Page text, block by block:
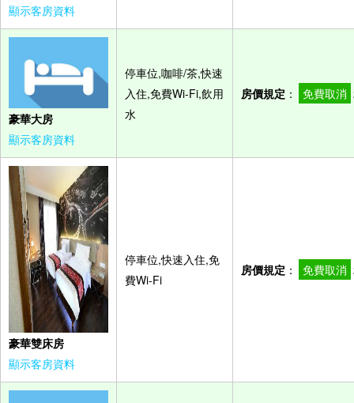
顯示客房資料
豪華大房
顯示客房資料
停車位,咖啡/茶,快速
入住,免費Wi-Fi,飲用
水
房價規定 ： 免費取消
豪華雙床房
顯示客房資料
停車位,快速入住,免
費Wi-Fi
房價規定 ： 免費取消